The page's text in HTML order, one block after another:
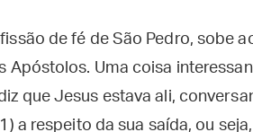
de fé de São Pedro, sobe
Apóstolos. Uma coisa
que Jesus estava ali,
a respeito da sua saída, ou